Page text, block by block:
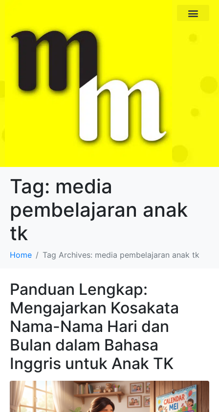
Tag: media
pembelajaran anak
tk
Home Tag Archives: media pembelajaran anak tk
Panduan Lengkap:
Mengajarkan Kosakata
Nama-Nama Hari dan
Bulan dalam Bahasa
Inggris untuk Anak TK